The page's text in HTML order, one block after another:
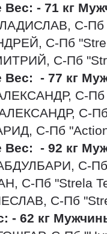
Вес: - 71 кг
С-Пб
С-Пб
С-Пб
Вес: - 77 кг
С-Пб
С-Пб
С-Пб
Вес: - 92 кг
С-Пб
С-Пб "Strela
С-Пб
- 62 кг